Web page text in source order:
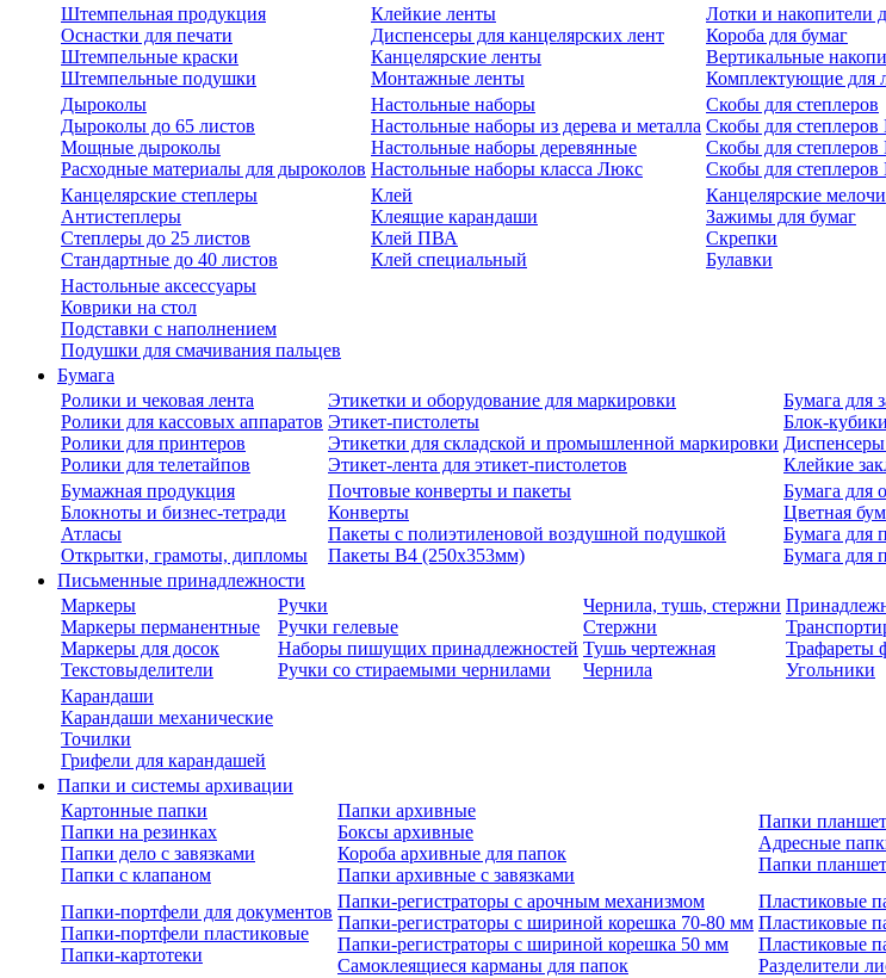
Штемпельная продукция
Оснастки для печати
Штемпельные краски
Штемпельные подушки
Клейкие ленты
Диспенсеры для канцелярских лент
Канцелярские ленты
Монтажные ленты
Лотки и накопители
Короба для бумаг
Вертикальные
Комплектующие для
Дыроколы
Дыроколы до 65 листов
Мощные дыроколы
Расходные материалы для дыроколов
Настольные наборы
Настольные наборы из дерева и металла
Настольные наборы деревянные
Настольные наборы класса Люкс
Скобы для степлеров
Скобы для
Скобы для
Скобы для
Канцелярские степлеры
Антистеплеры
Степлеры до 25 листов
Стандартные до 40 листов
Клей
Клеящие карандаши
Клей ПВА
Клей специальный
Канцелярские мелочи
Зажимы для бумаг
Скрепки
Булавки
Настольные аксессуары
Коврики на стол
Подставки с наполнением
Подушки для смачивания пальцев
Бумага
Ролики и чековая лента
Ролики для кассовых аппаратов
Ролики для принтеров
Ролики для телетайпов
Этикетки и оборудование для маркировки
Этикет-пистолеты
Этикетки для складской и промышленной маркировки
Этикет-лента для этикет-пистолетов
Бумага для
Блок-
Диспенсеры
Клейкие
Бумажная продукция
Блокноты и бизнес-тетради
Атласы
Открытки, грамоты, дипломы
Почтовые конверты и пакеты
Конверты
Пакеты с полиэтиленовой воздушной подушкой
Пакеты В4 (250х353мм)
Бумага для
Цветная
Бумага для
Бумага для
Письменные принадлежности
Маркеры
Маркеры перманентные
Маркеры для досок
Текстовыделители
Ручки
Ручки гелевые
Наборы пишущих принадлежностей
Ручки со стираемыми чернилами
Чернила, тушь, стержни
Стержни
Тушь чертежная
Чернила
Трафареты
Угольники
Карандаши
Карандаши механические
Точилки
Грифели для карандашей
Папки и системы архивации
Картонные папки
Папки на резинках
Папки дело с завязками
Папки с клапаном
Папки архивные
Боксы архивные
Короба архивные для папок
Папки архивные с завязками
Папки
Адресные
Папки
Папки-портфели для документов
Папки-портфели пластиковые
Папки-картотеки
Папки-регистраторы с арочным механизмом
Папки-регистраторы с шириной корешка 70-80 мм
Папки-регистраторы с шириной корешка 50 мм
Самоклеящиеся карманы для папок
Пластиковые
Пластиковые
Пластиковые
Разделители